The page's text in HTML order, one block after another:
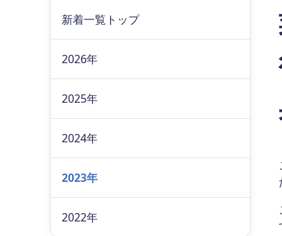
新着一覧トップ
2026年
2025年
2024年
2023年
2022年